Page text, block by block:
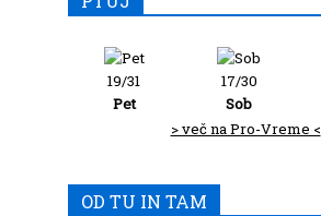
19/31
Pet
17/30
Sob
> več na Pro-Vreme <
OD TU IN TAM